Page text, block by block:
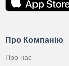
Про Компанію
Про нас